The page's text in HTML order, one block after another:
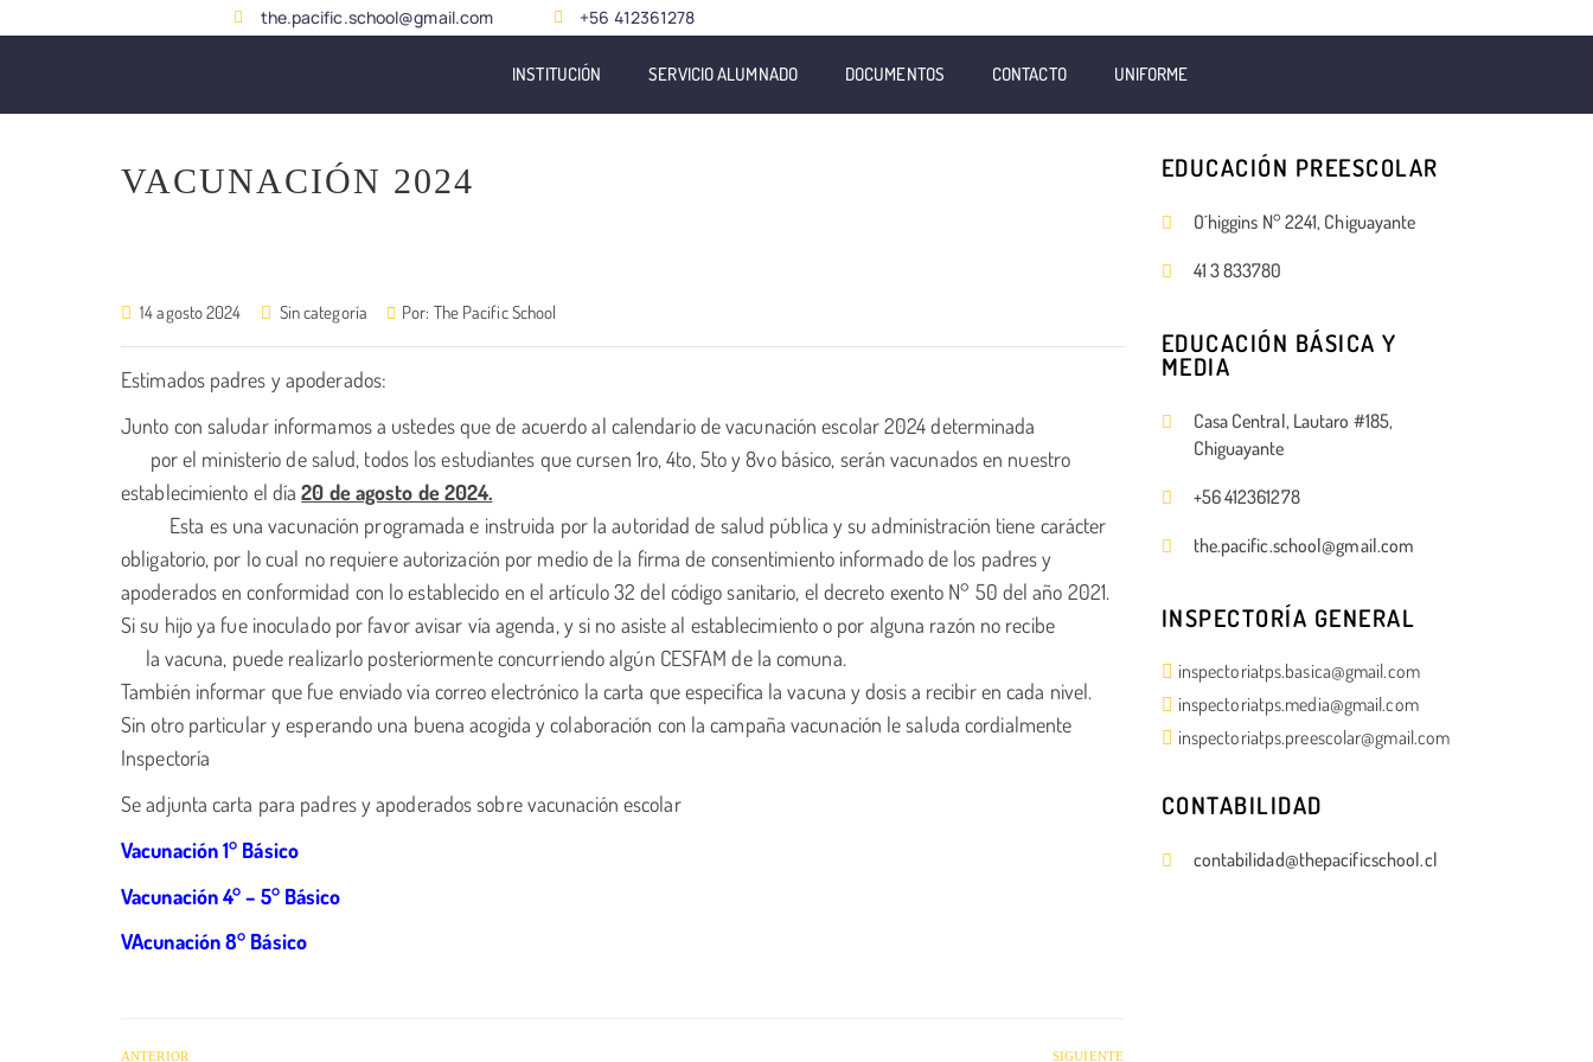
the.pacific.school@gmail.com +56 412361278
INSTITUCIÓN SERVICIO ALUMNADO DOCUMENTOS CONTACTO UNIFORME
VACUNACIÓN 2024
14 agosto 2024 Sin categoría Por: The Pacific School
Estimados padres y apoderados:
Junto con saludar informamos a ustedes que de acuerdo al calendario de vacunación escolar 2024 determinada
por el ministerio de salud, todos los estudiantes que cursen 1ro, 4to, 5to y 8vo básico, serán vacunados en nuestro
establecimiento el día20 de agosto de 2024.
Esta es una vacunación programada e instruida por la autoridad de salud pública y su administración tiene carácter
obligatorio, por lo cual no requiere autorización por medio de la firma de consentimiento informado de los padres y
apoderados en conformidad con lo establecido en el artículo 32 del código sanitario, el decreto exento N° 50 del año 2021.
Si su hijo ya fue inoculado por favor avisar vía agenda, y si no asiste al establecimiento o por alguna razón no recibe
la vacuna, puede realizarlo posteriormente concurriendo algún CESFAM de la comuna.
También informar que fue enviado vía correo electrónico la carta que especifica la vacuna y dosis a recibir en cada nivel.
Sin otro particular y esperando una buena acogida y colaboración con la campaña vacunación le saluda cordialmente
Inspectoría
Se adjunta carta para padres y apoderados sobre vacunación escolar
Vacunación 1° Básico
Vacunación 4° – 5° Básico
VAcunación 8° Básico
ANTERIOR SIGUIENTE
EDUCACIÓN PREESCOLAR
O´higgins N° 2241, Chiguayante
41 3 833780
EDUCACIÓN BÁSICA Y
MEDIA
Casa Central, Lautaro #185,
Chiguayante
+56 412361278
the.pacific.school@gmail.com
INSPECTORÍA GENERAL
inspectoriatps.basica@gmail.com
inspectoriatps.media@gmail.com
inspectoriatps.preescolar@gmail.com
CONTABILIDAD
contabilidad@thepacificschool.cl